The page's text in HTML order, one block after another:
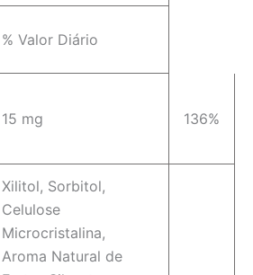
% Valor Diário
15 mg 136%
Xilitol, Sorbitol,
Celulose
Microcristalina,
Aroma Natural de